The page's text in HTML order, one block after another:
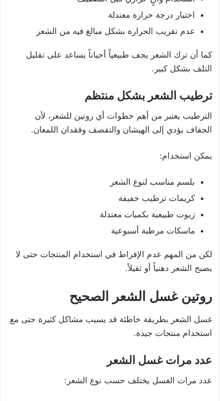
اختيار درجة حرارة معتدلة
عدم تقريب الحرارة بشكل مبالغ فيه من الشعر
كما أن ترك الشعر يجف طبيعياً أحياناً يساعد على تقليل
التلف بشكل كبير.
ترطيب الشعر بشكل منتظم
الترطيب يعتبر من أهم خطوات أي روتين للشعر، لأن
الجفاف يؤدي إلى الهيشان والتقصف وفقدان اللمعان.
يمكن استخدام:
بلسم مناسب لنوع الشعر
كريمات ترطيب خفيفة
زيوت طبيعية بكميات معتدلة
ماسكات مرطبة أسبوعية
لكن من المهم عدم الإفراط في استخدام المنتجات حتى لا
يصبح الشعر دهنياً أو ثقيلاً.
روتين غسل الشعر الصحيح
غسل الشعر بطريقة خاطئة قد يسبب مشاكل كثيرة حتى مع
استخدام منتجات جيدة.
عدد مرات غسل الشعر
عدد مرات الغسل يختلف حسب نوع الشعر: